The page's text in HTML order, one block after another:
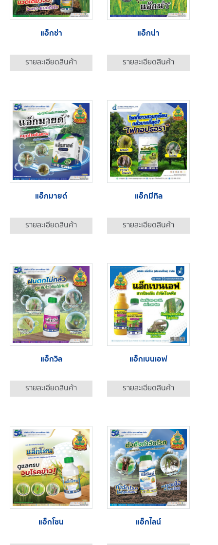
แอ็กซ่า
รายละเอียดสินค้า
แอ็กน่า
รายละเอียดสินค้า
แอ็กมายด์
รายละเอียดสินค้า
แอ็กมีทิล
รายละเอียดสินค้า
แอ็กวิล
รายละเอียดสินค้า
แอ็กเบนเอฟ
รายละเอียดสินค้า
แอ็กโซน แอ็กไลน์